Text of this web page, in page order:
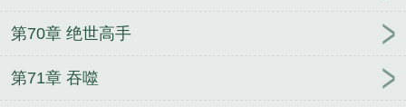
第70章 绝世高手
第71章 吞噬